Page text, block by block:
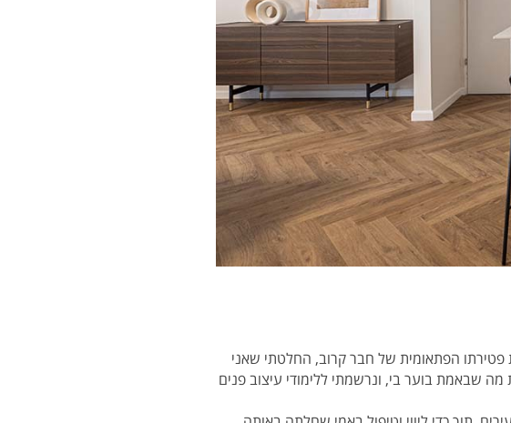
ניהול אדמיניסטרטיביים, עד שלפני 13 שנים, בעקבות פטירתו הפתאומית של חבר קרוב, החלטתי שאני
שבאמת בוער בי, ונרשמתי ללימודי עיצוב פנים